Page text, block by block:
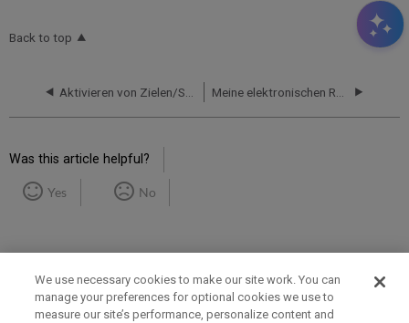
Back to top
Was this article helpful?
Yes No
We use necessary cookies to make our site work. You can
manage your preferences for optional cookies we use to
measure our site’s performance, personalize content and